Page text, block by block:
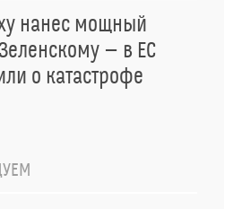
нанес мощный
— в ЕС
о катастрофе